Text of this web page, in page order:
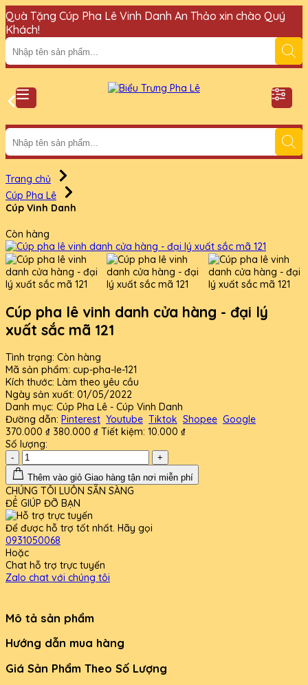
Quà Tặng Cúp Pha Lê Vinh Danh An Thảo xin chào Quý
Khách!
Trang chủ
Cúp Pha Lê
Cúp Vinh Danh
Còn hàng
Cúp pha lê vinh danh cửa hàng - đại lý
xuất sắc mã 121
Tình trạng: Còn hàng
Mã sản phẩm: cup-pha-le-121
Kích thước: Làm theo yêu cầu
Ngày sản xuất: 01/05/2022
Danh mục: Cúp Pha Lê - Cúp Vinh Danh
Đường dẫn: Pinterest Youtube Tiktok Shopee Google
370.000 ₫ 380.000 ₫ Tiết kiệm: 10.000 ₫
Số lượng:
-
+
Thêm vào giỏ Giao hàng tận nơi miễn phí
CHÚNG TÔI LUÔN SẴN SÀNG
ĐỂ GIÚP ĐỠ BẠN
Để được hỗ trợ tốt nhất. Hãy gọi
0931050068
Hoặc
Chat hỗ trợ trực tuyến
Zalo chat với chúng tôi
Mô tả sản phẩm
Hướng dẫn mua hàng
Giá Sản Phẩm Theo Số Lượng